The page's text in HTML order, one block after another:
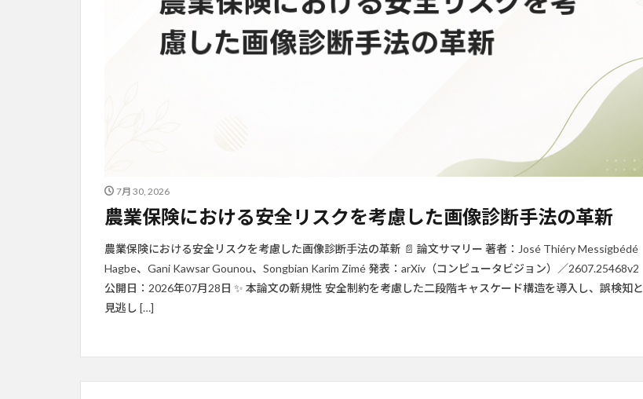
7月 30, 2026
農業保険における安全リスクを考慮した画像診断手法の革新
農業保険における安全リスクを考慮した画像診断手法の革新 📄 論文サマリー 著者：José Thiéry Messigbédé
Hagbe、Gani Kawsar Gounou、Songbian Karim Zimé 発表：arXiv（コンピュータビジョン）／2607.25468v2
公開日：2026年07月28日 ✨ 本論文の新規性 安全制約を考慮した二段階キャスケード構造を導入し、誤検知と
見逃し […]